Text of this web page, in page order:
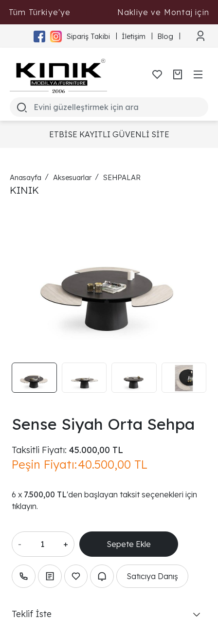
Tüm Türkiye'ye Nakliye ve Montaj için
Tıklayınız
Sipariş Takibi İletişim Blog
ETBİSE KAYITLI GÜVENLİ SİTE
Anasayfa Aksesuarlar SEHPALAR
KINIK
Sense Siyah Orta Sehpa
Taksitli Fiyatı: 45.000,00 TL
Peşin Fiyatı:40.500,00 TL
7.500,00 TL'den başlayan taksit seçenekleri için
tıklayın.
- +
Satıcıya Danış
Teklif İste